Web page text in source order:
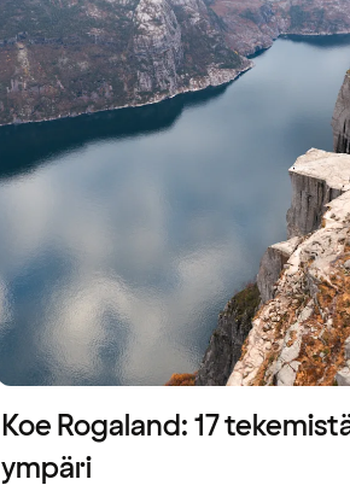
Koe Rogaland: 17
ympäri